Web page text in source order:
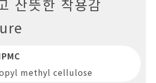
산뜻한 착용감
methyl cellulose